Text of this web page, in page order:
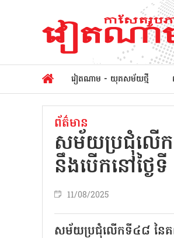
វៀតណាម - យុគសម័យថ្មី
ព័ត៌មាន
សម័យប្រជុំលើក
នឹងបើកនៅថ្ង
11/08/2025
សម័យប្រជុំលើកទី៤៨ នៃគណ